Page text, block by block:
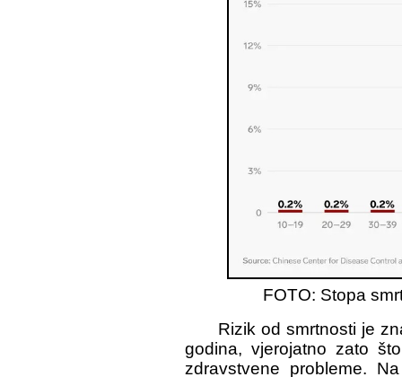
FOTO: Stopa
Rizik od smrtnosti je
godina, vjerojatno zato
zdravstvene probleme.